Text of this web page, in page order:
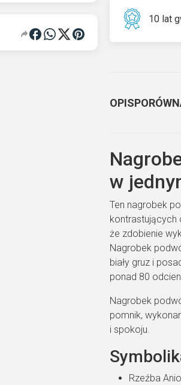
10 lat
OPIS
w
Ten nagrobek
kontrastujących
że zdobienie
Nagrobek
biały gruz i
ponad 80
Nagrobek
pomnik,
i spokoju.
Rzeźba